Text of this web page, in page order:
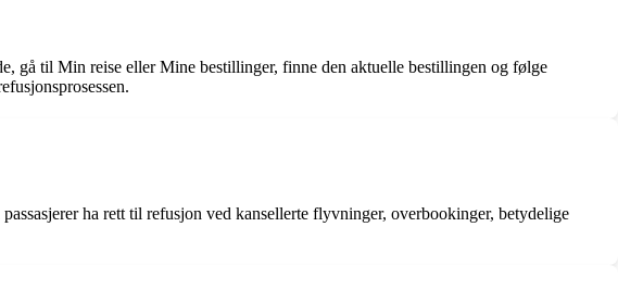
gå til Min reise eller Mine bestillinger, finne den aktuelle bestillingen og følge
ha rett til refusjon ved kansellerte flyvninger, overbookinger, betydelige